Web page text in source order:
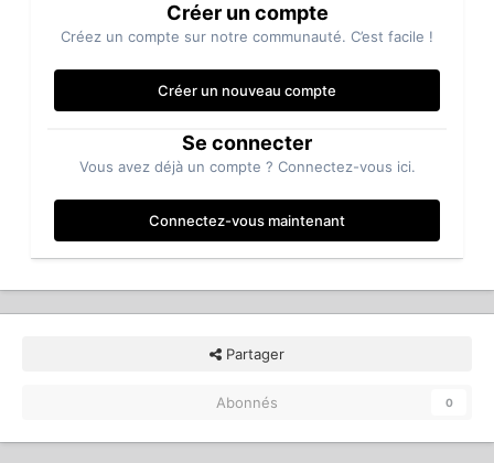
Créer un compte
Créez un compte sur notre communauté. C’est facile !
Créer un nouveau compte
Se connecter
Vous avez déjà un compte ? Connectez-vous ici.
Connectez-vous maintenant
Partager
Abonnés 0